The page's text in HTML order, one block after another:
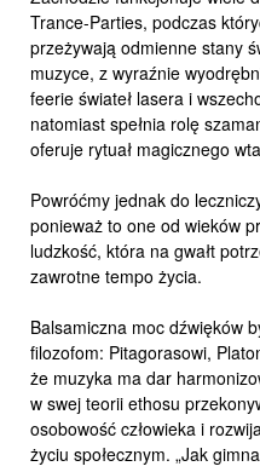
Trance-Parties, podczas
przeżywają odmienne stany
muzyce, z wyraźnie
feerie świateł lasera i
natomiast spełnia rolę
oferuje rytuał magicznego
Powróćmy jednak do
ponieważ to one od wieków
ludzkość, która na gwałt
zawrotne tempo życia.
Balsamiczna moc dźwięków
filozofom: Pitagorasowi,
że muzyka ma dar
w swej teorii ethosu
osobowość człowieka i
życiu społecznym. „Jak